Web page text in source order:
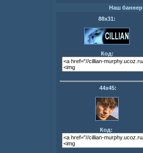
Наш баннер
88х31:
Код:
44х45:
Код: